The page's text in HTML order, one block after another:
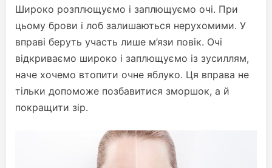
Широко розплющуємо і заплющуємо очі. При
цьому брови і лоб залишаються нерухомими. У
вправі беруть участь лише м’язи повік. Очі
відкриваємо широко і заплющуємо із зусиллям,
наче хочемо втопити очне яблуко. Ця вправа не
тільки допоможе позбавитися зморшок, а й
покращити зір.